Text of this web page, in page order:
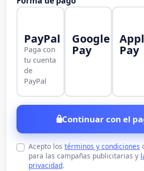
PayPal
Paga con
tu cuenta
de
PayPal
Google
Pay Pay
Continuar con el
Acepto los términos y condiciones
para las campañas publicitarias y
privacidad.